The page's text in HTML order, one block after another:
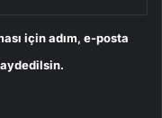
için adım, e-posta